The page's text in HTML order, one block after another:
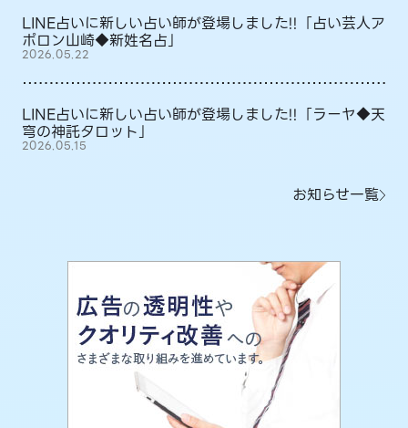
LINE占いに新しい占い師が登場しました!!「占い芸人ア
ポロン山崎◆新姓名占」
2026.05.22
LINE占いに新しい占い師が登場しました!!「ラーヤ◆天
穹の神託タロット」
2026.05.15
お知らせ一覧